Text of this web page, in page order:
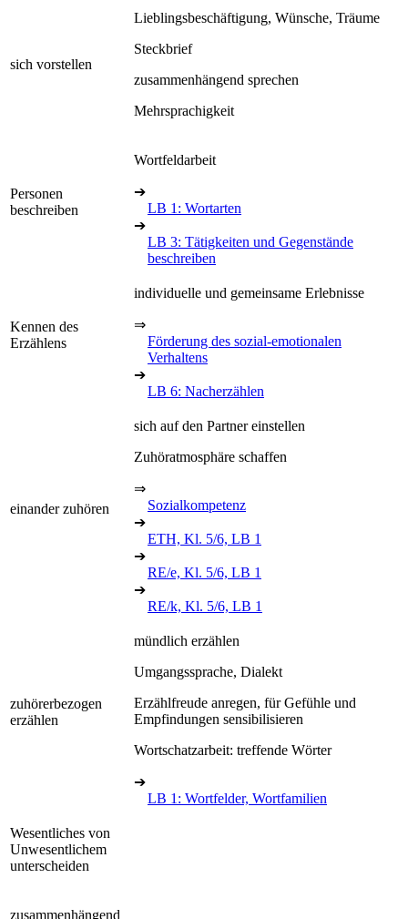
sich vorstellen
Lieblingsbeschäftigung, Wünsche, Träume
Steckbrief
zusammenhängend sprechen
Mehrsprachigkeit
Personen
beschreiben
Wortfeldarbeit
➔
LB 1: Wortarten
➔
LB 3: Tätigkeiten und Gegenstände
beschreiben
Kennen des
Erzählens
individuelle und gemeinsame Erlebnisse
⇒
Förderung des sozial-emotionalen
Verhaltens
➔
LB 6: Nacherzählen
einander zuhören
sich auf den Partner einstellen
Zuhöratmosphäre schaffen
⇒
Sozialkompetenz
➔
ETH, Kl. 5/6, LB 1
➔
RE/e, Kl. 5/6, LB 1
➔
RE/k, Kl. 5/6, LB 1
zuhörerbezogen
erzählen
mündlich erzählen
Umgangssprache, Dialekt
Erzählfreude anregen, für Gefühle und
Empfindungen sensibilisieren
Wortschatzarbeit: treffende Wörter
➔
LB 1: Wortfelder, Wortfamilien
Wesentliches von
Unwesentlichem
unterscheiden
zusammenhängend